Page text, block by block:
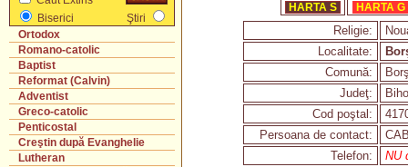
Biserici
Ştiri
Ortodox
Romano-catolic
Baptist
Reformat (Calvin)
Adventist
Greco-catolic
Penticostal
Creştin după Evanghelie
Lutheran
HARTA S HARTA G
Religie:
Localitate:
Comună:
Judeţ:
Cod poştal:
Persoana de contact:
Telefon:
NU